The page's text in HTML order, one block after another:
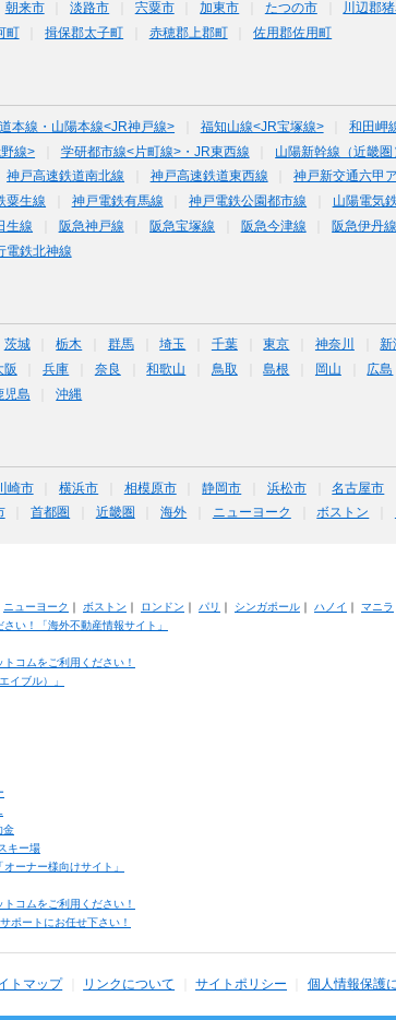
朝来市 淡路市 宍粟市 加東市 たつの市 川辺郡猪
町 揖保郡太子町 赤穂郡上郡町 佐用郡佐用町
本線・山陽本線<JR神戸線> 福知山線<JR宝塚線> 和田岬
線> 学研都市線<片町線>・JR東西線 山陽新幹線（近畿圏
神戸高速鉄道南北線 神戸高速鉄道東西線
神戸新交通六甲
粟生線 神戸電鉄有馬線 神戸電鉄公園都市線 山陽電気
生線 阪急神戸線 阪急宝塚線 阪急今津線 阪急伊丹線
電鉄北神線
茨城 栃木 群馬 埼玉 千葉 東京 神奈川 新
阪 兵庫 奈良 和歌山 鳥取 島根 岡山 広島
児島 沖縄
崎市 横浜市 相模原市 静岡市 浜松市 名古屋市
首都圏 近畿圏 海外 ニューヨーク ボストン
ニューヨーク ボストン ロンドン パリ シンガポール｜ ハノイ マニラ
い！「海外不動産情報サイト」
コムをご利用ください！
イブル）」
金
キー場
ーナー様向けサイト」
コムをご利用ください！
ポートにお任せ下さい！
トマップ リンクについて サイトポリシー 個人情報保護